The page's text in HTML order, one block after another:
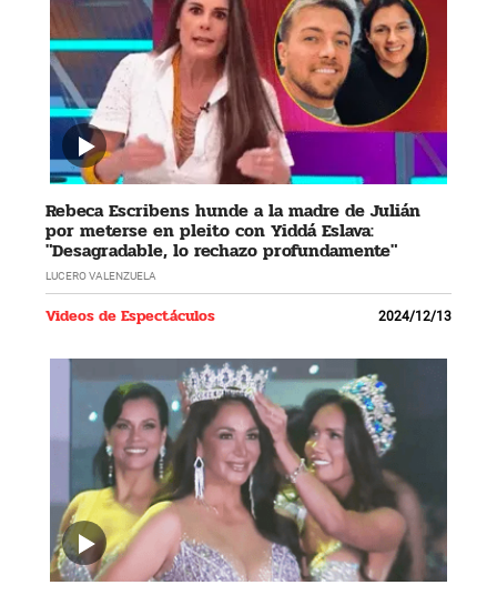
Rebeca Escribens hunde a la madre de Julián
por meterse en pleito con Yiddá Eslava:
"Desagradable, lo rechazo profundamente"
LUCERO VALENZUELA
Videos de Espectáculos 2024/12/13